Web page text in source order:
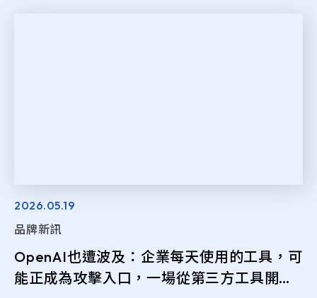
2026.05.19
品牌新訊
OpenAI也遭波及：企業每天使用的工具，可
能正成為攻擊入口，一場從第三方工具開始